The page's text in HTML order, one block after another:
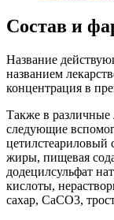
Состав и
Название
названием
концентрация в
Также в
следующие
цетилстеариловый
жиры, пищевая
додецилсульфат
кислоты,
сахар, СаСО3,